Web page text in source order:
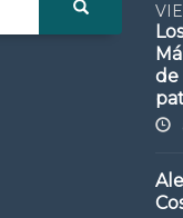
de